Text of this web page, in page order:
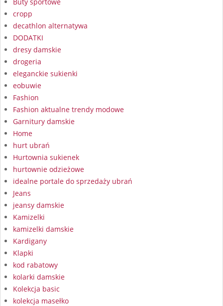
cropp
decathlon alternatywa
DODATKI
dresy damskie
drogeria
eleganckie sukienki
eobuwie
Fashion
Fashion aktualne trendy modowe
Garnitury damskie
Home
hurt ubrań
Hurtownia sukienek
hurtownie odzieżowe
idealne portale do sprzedaży ubrań
Jeans
jeansy damskie
Kamizelki
kamizelki damskie
Kardigany
Klapki
kod rabatowy
kolarki damskie
Kolekcja basic
kolekcja masełko